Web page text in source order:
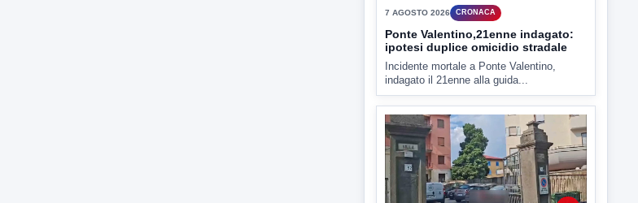
Nessuna nuova moria di pesci e nessuna
▶
7 AGOSTO 2026 CRONACA